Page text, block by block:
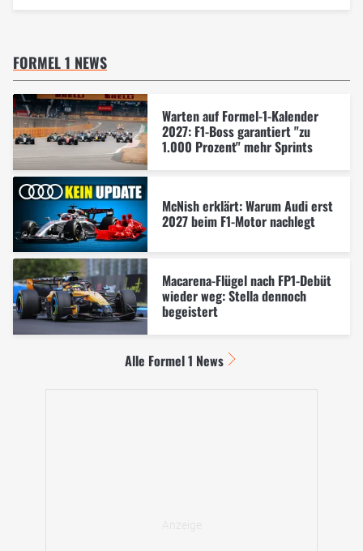
FORMEL 1 NEWS
Warten auf Formel-1-Kalender
2027: F1-Boss garantiert "zu
1.000 Prozent" mehr Sprints
McNish erklärt: Warum Audi erst
2027 beim F1-Motor nachlegt
Macarena-Flügel nach FP1-Debüt
wieder weg: Stella dennoch
begeistert
Alle Formel 1 News